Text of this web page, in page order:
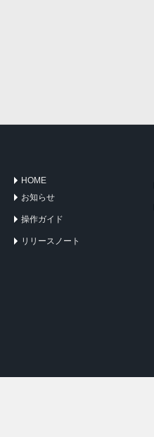
HOME
お知らせ
操作ガイド
リリースノート